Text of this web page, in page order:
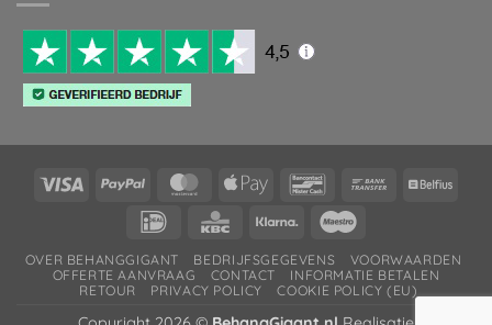
Visa PayPal MasterCard
Apple
BancontactBank
IDeal
KBC Klarna
OVER BEHANGGIGANT BEDRIJFSGEGEVENS
VOORWAARDEN
OFFERTE AANVRAAG
CONTACT
INFORMATIE BETALEN
RETOUR
PRIVACY POLICY COOKIE POLICY (EU)